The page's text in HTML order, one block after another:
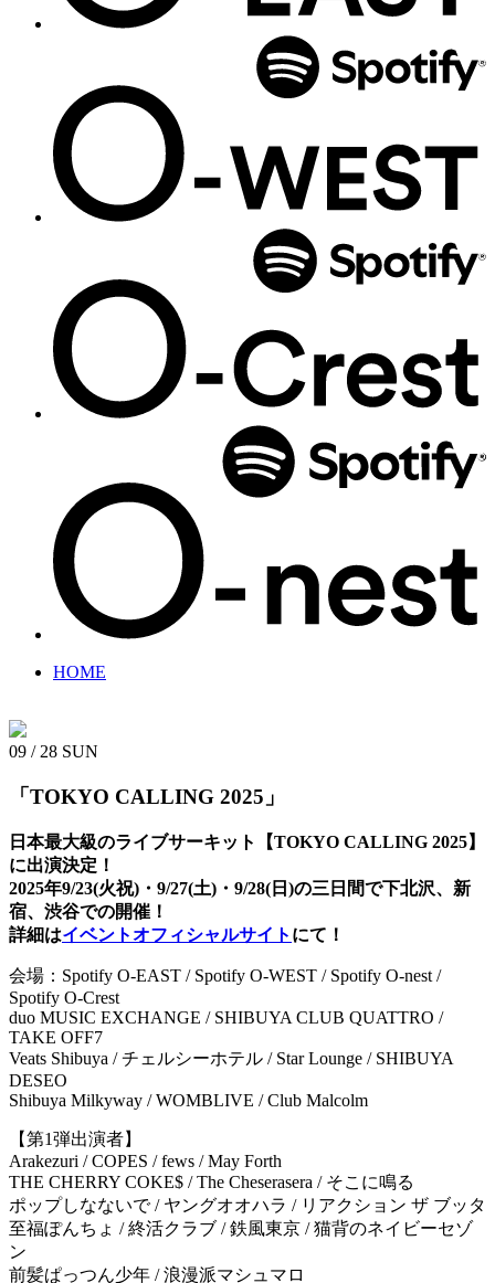
HOME
09 / 28 SUN
「TOKYO CALLING 2025」
日本最大級のライブサーキット【TOKYO CALLING 2025】
に出演決定！
2025年9/23(火祝)・9/27(土)・9/28(日)の三日間で下北沢、新
宿、渋谷での開催！
詳細はイベントオフィシャルサイト にて！
会場：Spotify O-EAST / Spotify O-WEST / Spotify O-nest /
Spotify O-Crest
duo MUSIC EXCHANGE / SHIBUYA CLUB QUATTRO /
TAKE OFF7
Veats Shibuya / チェルシーホテル / Star Lounge / SHIBUYA
DESEO
Shibuya Milkyway / WOMBLIVE / Club Malcolm
【第1弾出演者】
Arakezuri / COPES / fews / May Forth
THE CHERRY COKE$ / The Cheserasera / そこに鳴る
ポップしなないで / ヤングオオハラ / リアクション ザ ブッタ
至福ぽんちょ / 終活クラブ / 鉄風東京 / 猫背のネイビーセゾ
ン
前髪ぱっつん少年 / 浪漫派マシュマロ